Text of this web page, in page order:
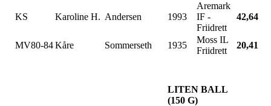
KS Karoline H. Andersen 1993
Aremark
IF -
Friidrett
42,64
MV80-84Kåre Sommerseth 1935
Moss IL
Friidrett
20,41
LITEN BALL
(150 G)